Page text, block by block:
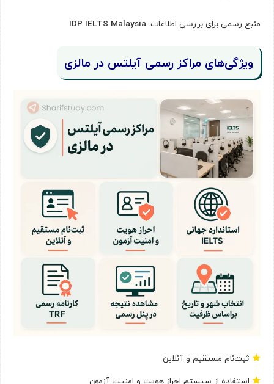
منبع رسمی برای بررسی اطلاعات:IDP IELTS Malaysia
ویژگی‌های مراکز رسمی آیلتس در مالزی
ثبت‌نام مستقیم و آنلاین
استفاده از سیستم احراز هویت و امنیت آزمون